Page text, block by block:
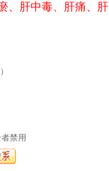
、肝中毒、肝痛、肝
禁用